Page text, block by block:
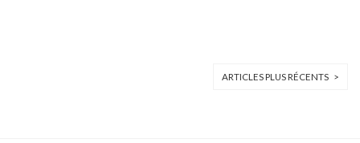
ARTICLES PLUS RÉCENTS >